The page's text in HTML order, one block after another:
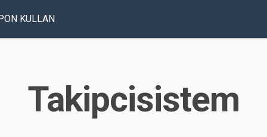
KULLAN
Takipcisistem